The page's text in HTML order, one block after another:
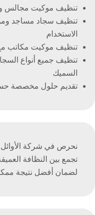
تنظيف موكيت مجالس
تنظيف سجاد مساجد
الاستخدام
تنظيف موكيت مكاتب
تنظيف جميع أنواع
السميك
تقديم حلول مخصصة
نحرص في شركة
تجمع بين النظافة
لضمان أفضل نتيجة